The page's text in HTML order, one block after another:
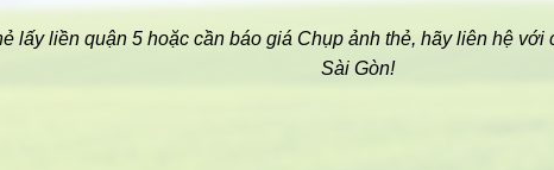
lấy liền quận 5 hoặc cần báo giá Chụp ảnh thẻ, hãy liên hệ
Sài Gòn!